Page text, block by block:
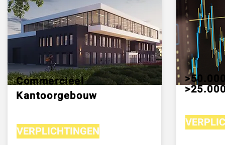
Commercieel
Kantoorgebouw
VERPLICHTINGEN